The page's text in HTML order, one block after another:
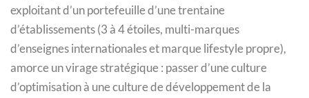
exploitant d’un portefeuille d’une trentaine
d’établissements (3 à 4 étoiles, multi-marques
d’enseignes internationales et marque lifestyle propre),
amorce un virage stratégique : passer d’une culture
d’optimisation à une culture de développement de la